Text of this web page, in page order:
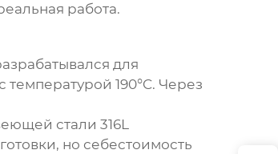
работа.
для
190°C. Через
стали 316L
но себестоимость